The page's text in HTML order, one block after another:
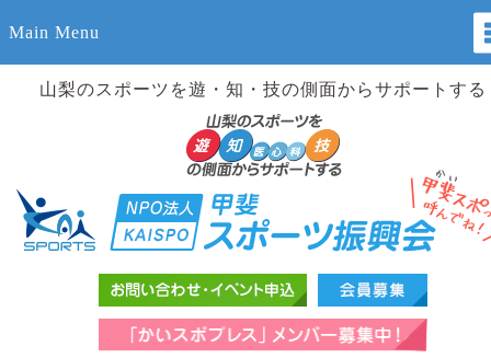
Main Menu
山梨のスポーツを遊・知・技の側面からサポートする